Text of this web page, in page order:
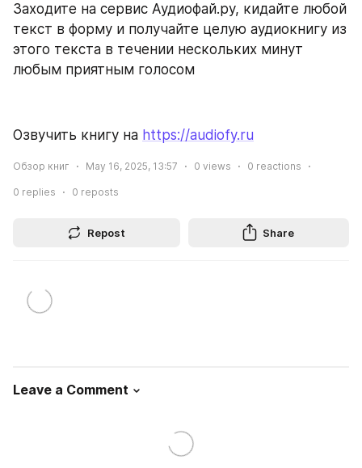
Заходите на сервис Аудиофай.ру, кидайте любой
текст в форму и получайте целую аудиокнигу из
этого текста в течении нескольких минут
любым приятным голосом
Озвучить книгу на https://audiofy.ru
Обзор книг May 16, 2025, 13:57 0 views 0 reactions
0 replies 0 reposts
Repost Share
Leave a Comment